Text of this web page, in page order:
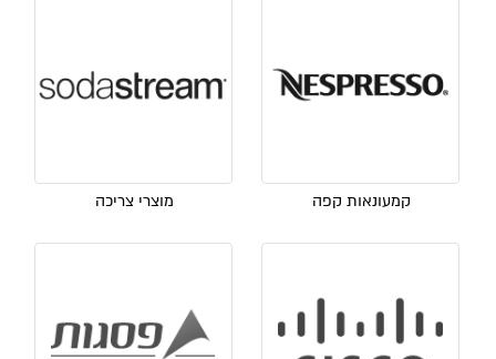
קמעונאות קפה מוצרי צריכה